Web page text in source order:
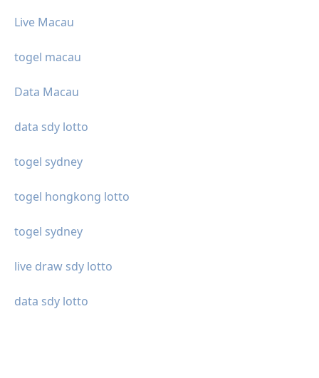
Live Macau
togel macau
Data Macau
data sdy lotto
togel sydney
togel hongkong lotto
togel sydney
live draw sdy lotto
data sdy lotto